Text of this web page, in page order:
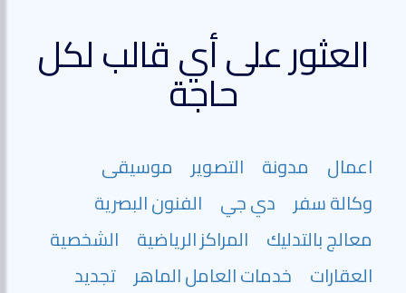
العثور على أي قالب لكل
حاجة
اعمال مدونة التصوير موسيقى
وكالة سفر دي جي الفنون البصرية
معالج بالتدليك المراكز الرياضية الشخصية
العقارات خدمات العامل الماهر تجديد